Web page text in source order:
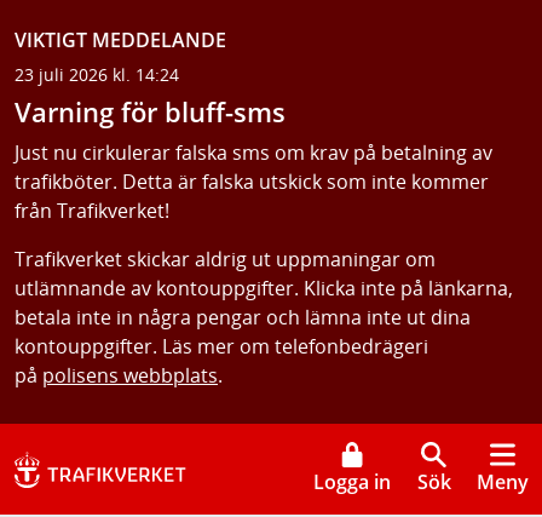
VIKTIGT MEDDELANDE
23 juli 2026 kl. 14:24
Varning för bluff-sms
Just nu cirkulerar falska sms om krav på betalning av
trafikböter. Detta är falska utskick som inte kommer
från Trafikverket!
Trafikverket skickar aldrig ut uppmaningar om
utlämnande av kontouppgifter. Klicka inte på länkarna,
betala inte in några pengar och lämna inte ut dina
kontouppgifter. Läs mer om telefonbedrägeri
på polisens webbplats.
Logga in Sök Meny